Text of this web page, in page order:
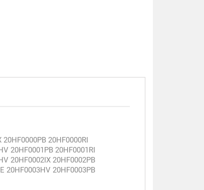
20HF0000RI
20HF0001PB 20HF0001RI
20HF0002IX 20HF0002PB
20HF0003HV 20HF0003PB